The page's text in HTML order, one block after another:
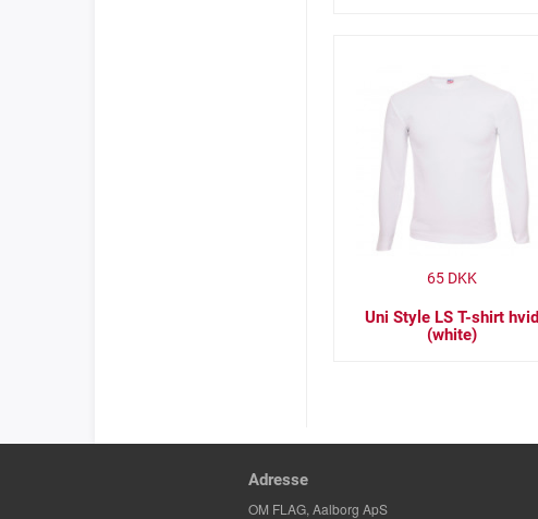
Uni Style LS T-shirt hvid
(white)
65DKK
Adresse
OM FLAG, Aalborg ApS